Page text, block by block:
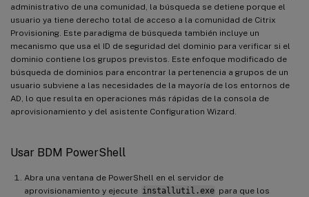
administrativo de una comunidad, la búsqueda se detiene porque el
usuario ya tiene derecho total de acceso a la comunidad de Citrix
Provisioning. Este paradigma de búsqueda también incluye un
mecanismo que usa el ID de seguridad del dominio para verificar si el
dominio contiene los grupos previstos. Este enfoque modificado de
búsqueda de dominios para encontrar la pertenencia a grupos de un
usuario subviene a las necesidades de la mayoría de los entornos de
AD, lo que resulta en operaciones más rápidas de la consola de
aprovisionamiento y del asistente Configuration Wizard.
Usar BDM PowerShell
Abra una ventana de PowerShell en el servidor de
aprovisionamiento y ejecute installutil.exe para que los